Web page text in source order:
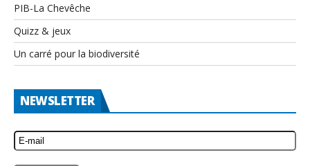
PIB-La Chevêche
Quizz & jeux
Un carré pour la biodiversité
NEWSLETTER